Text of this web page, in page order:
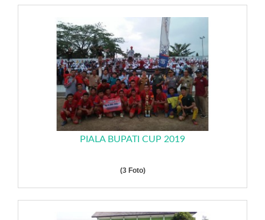
PIALA BUPATI CUP 2019
(3 Foto)